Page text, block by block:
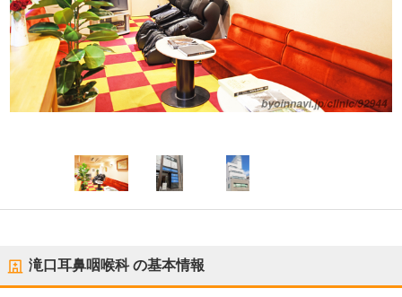
滝口耳鼻咽喉科の基本情報